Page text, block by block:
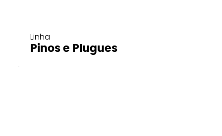
Linha
Pinos e Plugues